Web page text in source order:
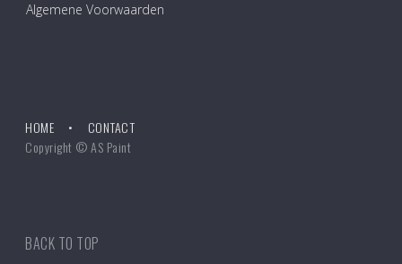
Algemene Voorwaarden
HOME
CONTACT
Copyright © AS Paint
BACK TO TOP